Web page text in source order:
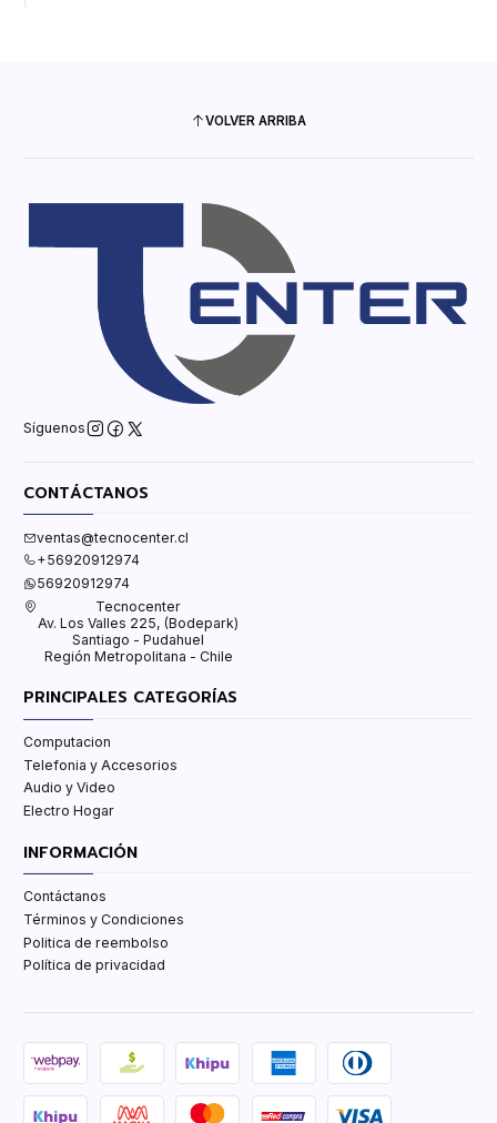
VOLVER ARRIBA
Síguenos
CONTÁCTANOS
ventas@tecnocenter.cl
+56920912974
56920912974
Tecnocenter
Av. Los Valles 225, (Bodepark)
Santiago - Pudahuel
Región Metropolitana - Chile
PRINCIPALES CATEGORÍAS
Computacion
Telefonia y Accesorios
Audio y Video
Electro Hogar
INFORMACIÓN
Contáctanos
Términos y Condiciones
Politica de reembolso
Política de privacidad